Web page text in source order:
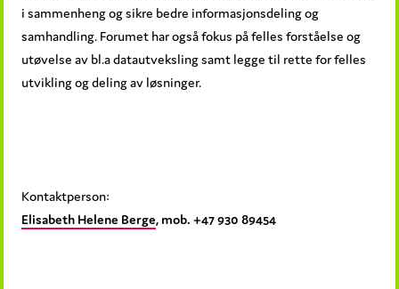
i sammenheng og sikre bedre informasjonsdeling og
samhandling. Forumet har også fokus på felles forståelse og
utøvelse av bl.a datautveksling samt legge til rette for felles
utvikling og deling av løsninger.
Kontaktperson:
Elisabeth Helene Berge, mob. +47 930 89454